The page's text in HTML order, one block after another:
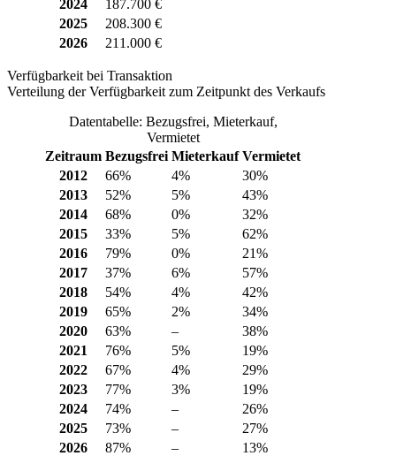
2024
187.700 €
2025
208.300 €
2026
211.000 €
Verfügbarkeit bei Transaktion
Verteilung der Verfügbarkeit zum Zeitpunkt des Verkaufs
Datentabelle: Bezugsfrei, Mieterkauf,
Vermietet
Zeitraum Bezugsfrei Mieterkauf Vermietet
2012
66% 4%
30%
2013
52% 5%
43%
2014
68% 0%
32%
2015
33% 5%
62%
2016
79% 0%
21%
2017
37% 6%
57%
2018
54% 4%
42%
2019
65% 2%
34%
2020
63% –
38%
2021
76% 5%
19%
2022
67% 4%
29%
2023
77% 3%
19%
2024
74% –
26%
2025
73% –
27%
2026
87% – 13%